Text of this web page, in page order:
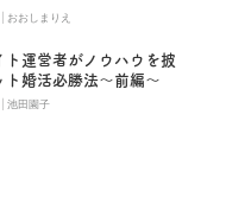
| おおしまりえ
ト運営者がノウハウを披
ト婚活必勝法〜前編〜
|池田園子